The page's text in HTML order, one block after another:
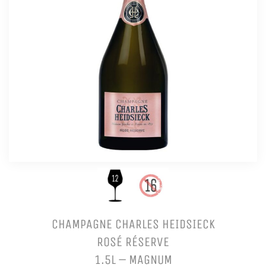
CHAMPAGNE CHARLES HEIDSIECK
ROSÉ RÉSERVE
1.5L – MAGNUM